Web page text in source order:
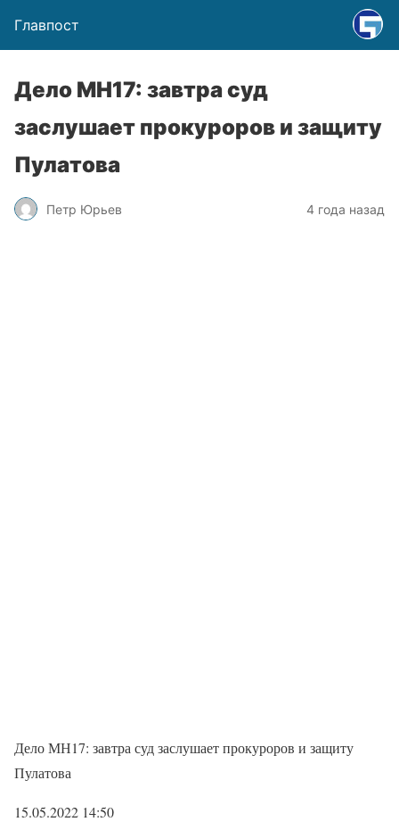
Главпост
Дело МН17: завтра суд
заслушает прокуроров и защиту
Пулатова
Петр Юрьев 4 года назад
Дело МН17: завтра суд заслушает прокуроров и защиту
Пулатова
15.05.2022 14:50